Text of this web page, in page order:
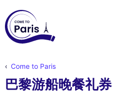
Come to Paris
巴黎游船晚餐礼券